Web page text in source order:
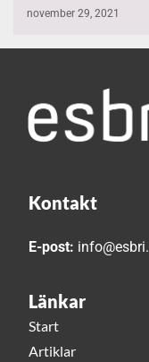
november 29, 2021
Kontakt
E-post:
Länkar
Start
Artiklar